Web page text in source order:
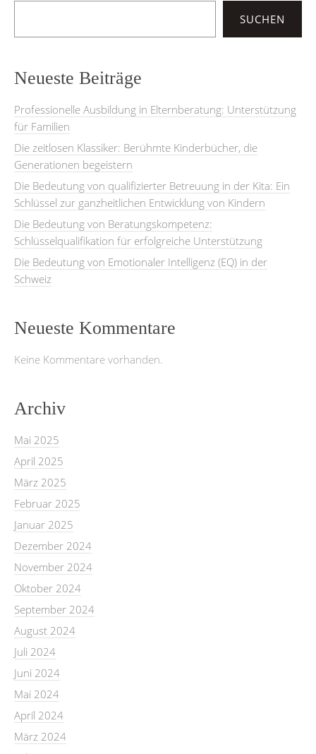
SUCHEN
Neueste Beiträge
Professionelle Ausbildung in Elternberatung: Unterstützung
für Familien
Die zeitlosen Klassiker: Berühmte Kinderbücher, die
Generationen begeistern
Die Bedeutung von qualifizierter Betreuung in der Kita: Ein
Schlüssel zur ganzheitlichen Entwicklung von Kindern
Die Bedeutung von Beratungskompetenz:
Schlüsselqualifikation für erfolgreiche Unterstützung
Die Bedeutung von Emotionaler Intelligenz (EQ) in der
Schweiz
Neueste Kommentare
Keine Kommentare vorhanden.
Archiv
Mai 2025
April 2025
März 2025
Februar 2025
Januar 2025
Dezember 2024
November 2024
Oktober 2024
September 2024
August 2024
Juli 2024
Juni 2024
Mai 2024
April 2024
März 2024